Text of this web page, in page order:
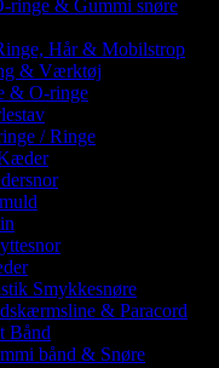
ringe & Gummi snøre
Hår & Mobilstrop
& Værktøj
& O-ringe
/ Ringe
Smykkesnøre
& Paracord
Bånd
bånd & Snøre